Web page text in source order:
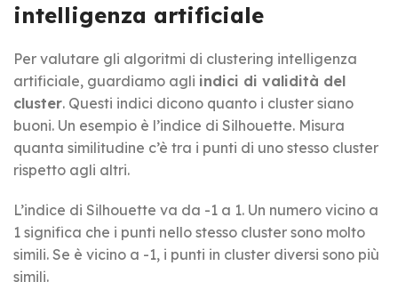
intelligenza artificiale
Per valutare gli algoritmi di clustering intelligenza
artificiale, guardiamo agli indici di validità del
cluster. Questi indici dicono quanto i cluster siano
buoni. Un esempio è l’indice di Silhouette. Misura
quanta similitudine c’è tra i punti di uno stesso cluster
rispetto agli altri.
L’indice di Silhouette va da -1 a 1. Un numero vicino a
1 significa che i punti nello stesso cluster sono molto
simili. Se è vicino a -1, i punti in cluster diversi sono più
simili.